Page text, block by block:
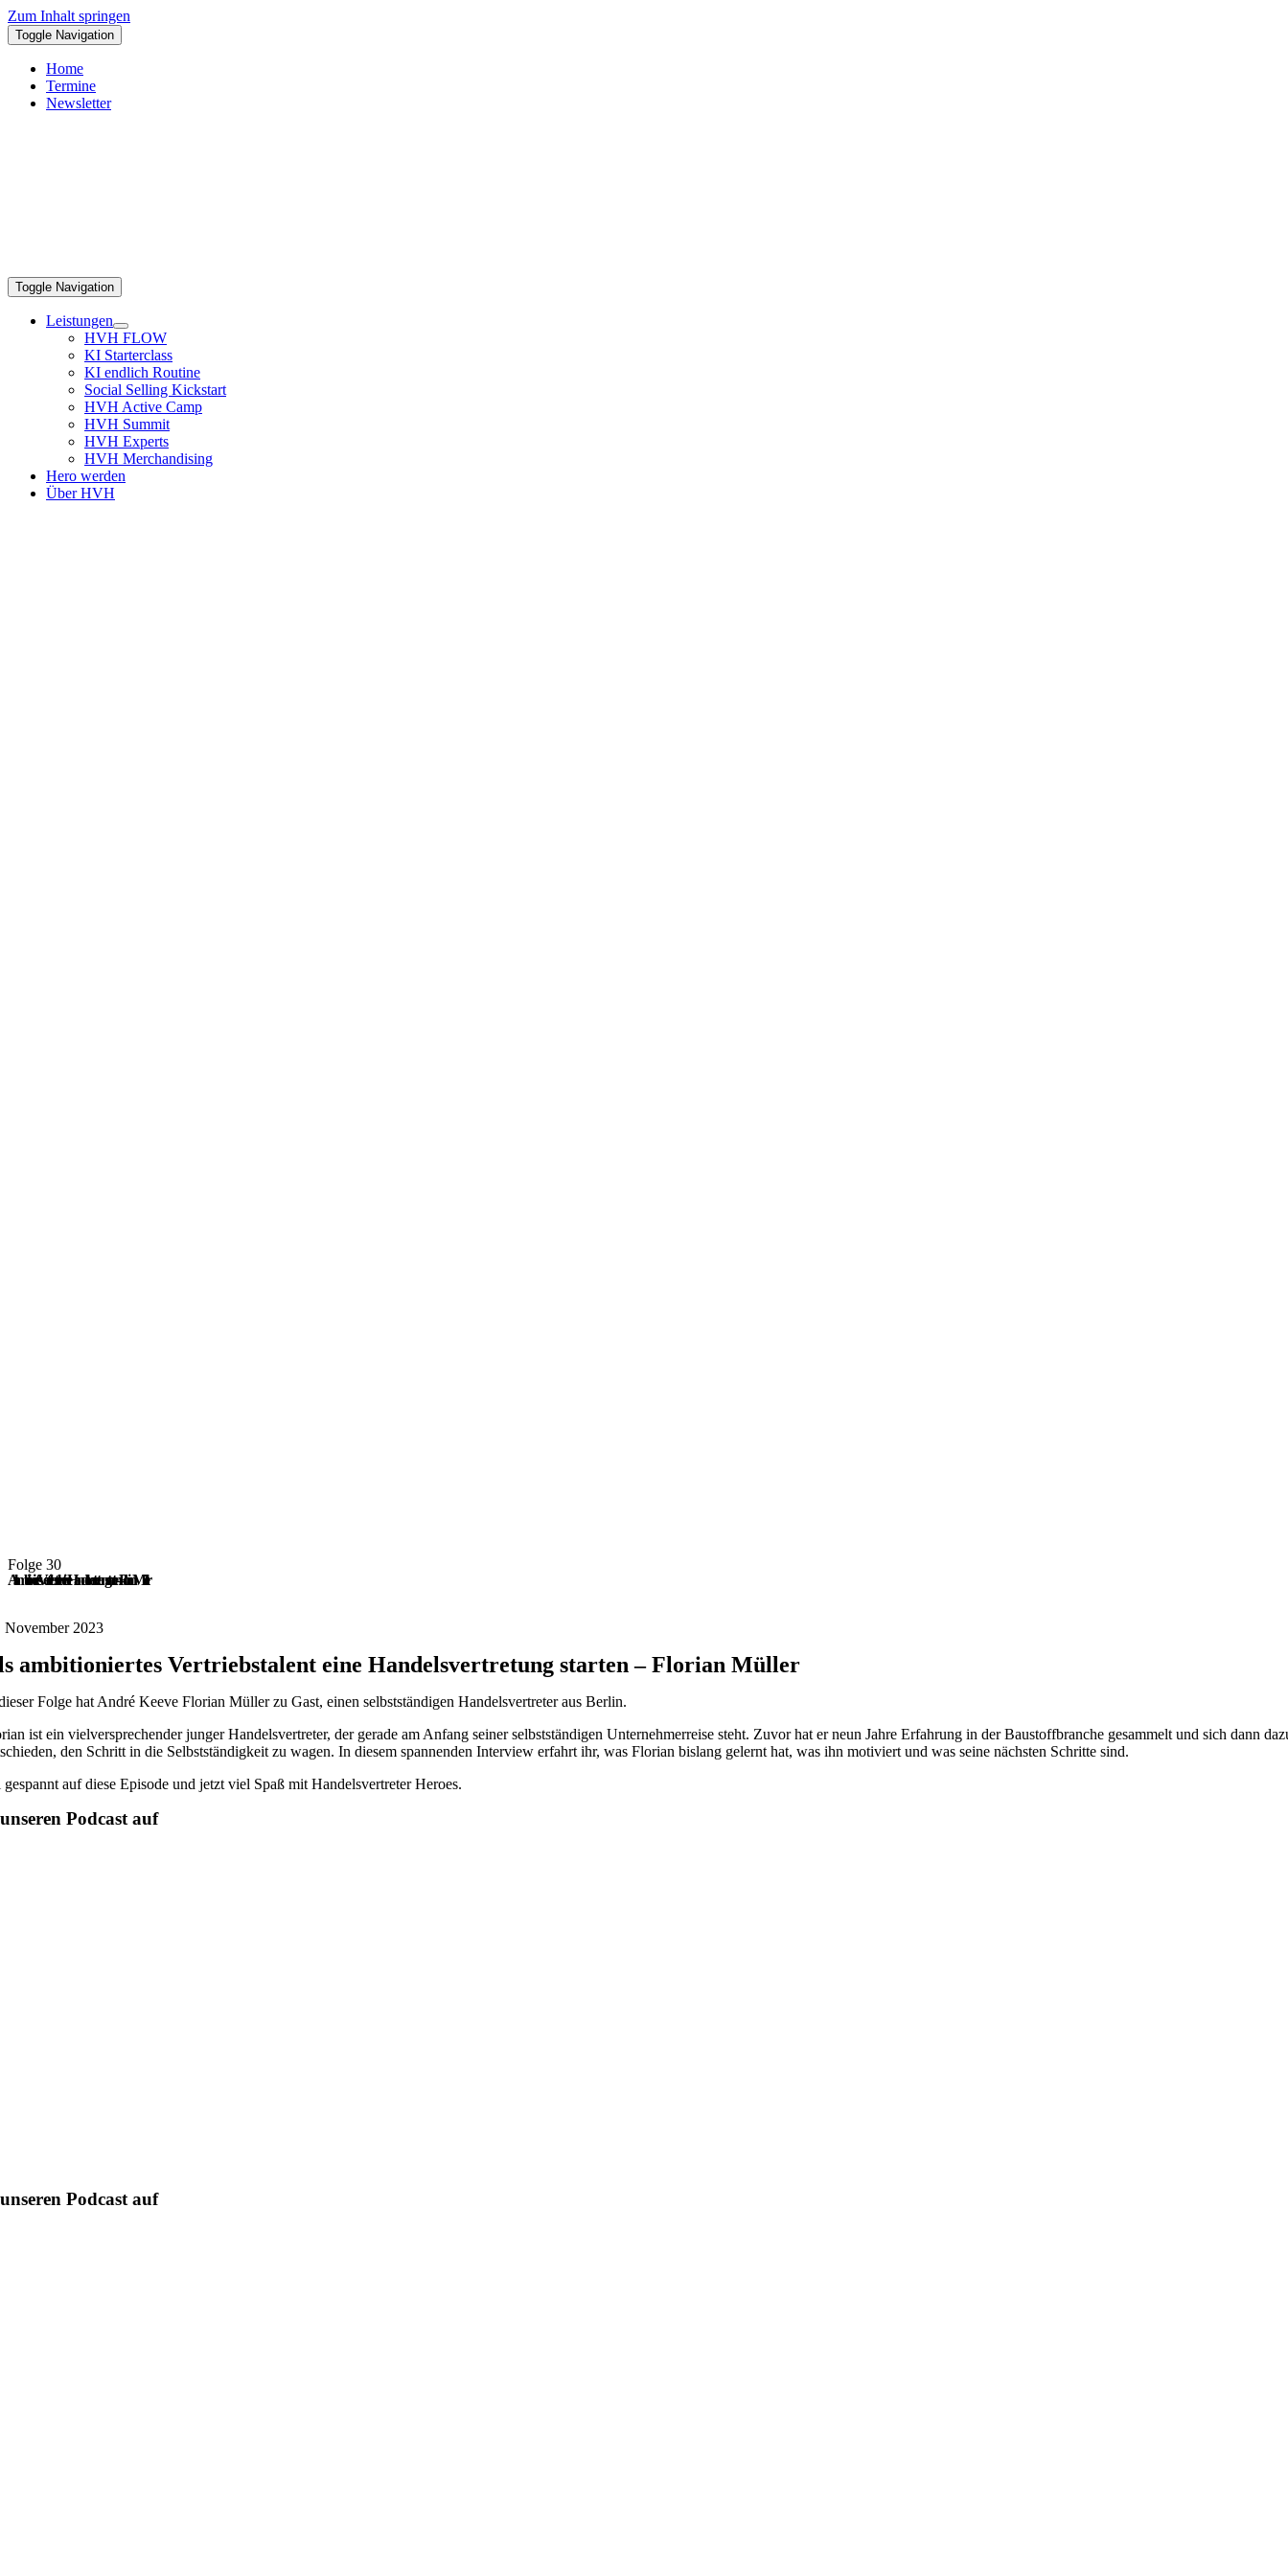
Zum Inhalt springen
Toggle Navigation
Home
Termine
Newsletter
Toggle Navigation
Leistungen
HVH FLOW
KI Starterclass
KI endlich Routine
Social Selling Kickstart
HVH Active Camp
HVH Summit
HVH Experts
HVH Merchandising
Hero werden
Über HVH
Folge 30
Als ambitioniertes Vertriebstalent eine Handelsvertretung starten – Florian Müller
November 2023
ambitioniertes Vertriebstalent eine Handelsvertretung starten – Florian Müller
Folge hat André Keeve Florian Müller zu Gast, einen selbstständigen Handelsvertreter aus Berlin.
ist ein vielversprechender junger Handelsvertreter, der gerade am Anfang seiner selbstständigen Unternehmerreise steht. Zuvor hat er neun Jahre Erfahrung in der Baustoffbranche gesammelt und sich dann
den Schritt in die Selbstständigkeit zu wagen. In diesem spannenden Interview erfahrt ihr, was Florian bislang gelernt hat, was ihn motiviert und was seine nächsten Schritte sind.
gespannt auf diese Episode und jetzt viel Spaß mit Handelsvertreter Heroes.
Podcast auf
Podcast auf